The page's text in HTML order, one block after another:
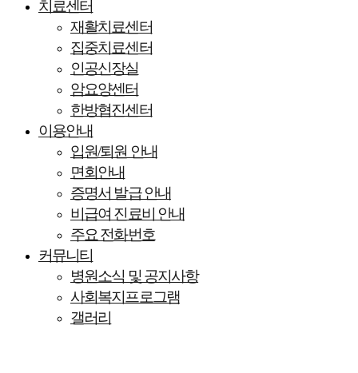
치료센터
재활치료센터
집중치료센터
인공신장실
암요양센터
한방협진센터
이용안내
입원/퇴원 안내
면회안내
증명서 발급 안내
비급여 진료비 안내
주요 전화번호
커뮤니티
병원소식 및 공지사항
사회복지프로그램
갤러리